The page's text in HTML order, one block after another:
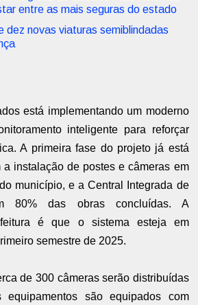
entre as mais seguras do estado
dez novas viaturas semiblindadas
está implementando um moderno
inteligente para reforçar
A primeira fase do projeto já está
a instalação de postes e câmeras em
município, e a Central Integrada de
80% das obras concluídas. A
é que o sistema esteja em
semestre de 2025.
de 300 câmeras serão distribuídas
equipamentos são equipados com